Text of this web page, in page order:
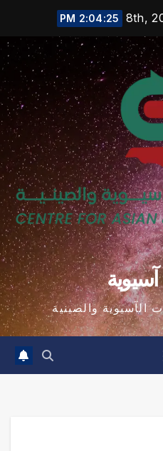
2:04:26 PM
الآسيوية والصينية